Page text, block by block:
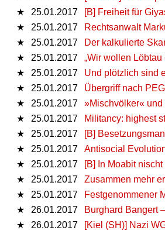
★
25.01.2017
[B] Freiheit für
★
25.01.2017
Rechtsanwalt
★
25.01.2017
Der kalkulierte
★
25.01.2017
„Wir wollen
★
25.01.2017
Und plötzlich sind
★
25.01.2017
Übergriff nach
★
25.01.2017
»Mischvölker«
★
25.01.2017
Militancy: highest
★
25.01.2017
[B]
★
25.01.2017
Antisocial
★
25.01.2017
[B] In Moabit
★
25.01.2017
Zusammen mehr
★
25.01.2017
Festgenommener
★
26.01.2017
Burghard Bangert
★
26.01.2017
[Kiel (SH)] Nazi